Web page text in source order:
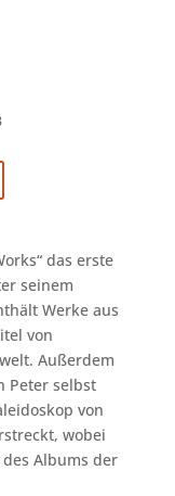
das erste
seinem
Werke aus
von
Außerdem
Peter selbst
von
wobei
Albums der